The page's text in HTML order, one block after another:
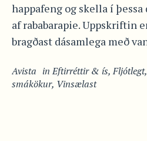
happafeng og skella í
af rababarapie. Uppskriftin
bragðast dásamlega með
Avista inEftirréttir & ís,Fljótlegt
smákökur, Vinsælast